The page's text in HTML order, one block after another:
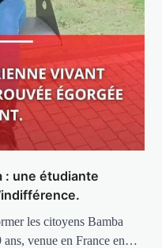
: une étudiante
les citoyens Bamba
ans, venue en France en…